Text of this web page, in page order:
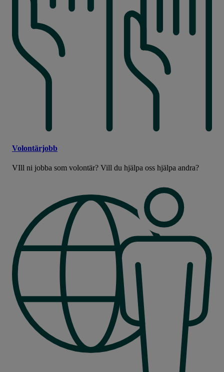
Volontärjobb
VIll ni jobba som volontär? Vill du hjälpa oss hjälpa andra?